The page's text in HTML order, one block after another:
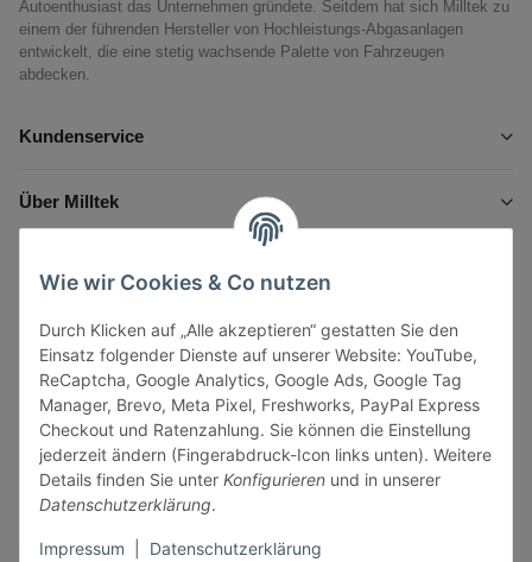
Wie wir Cookies & Co nutzen
Durch Klicken auf „Alle akzeptieren“ gestatten Sie den
Einsatz folgender Dienste auf unserer Website: YouTube,
ReCaptcha, Google Analytics, Google Ads, Google Tag
Manager, Brevo, Meta Pixel, Freshworks, PayPal Express
Checkout und Ratenzahlung. Sie können die Einstellung
jederzeit ändern (Fingerabdruck-Icon links unten). Weitere
Details finden Sie unter Konfigurieren und in unserer
Datenschutzerklärung.
Impressum Datenschutzerklärung
Autoenthusiast das Unternehmen gründete. Seitdem hat sich Milltek zu
einem der führenden Hersteller von Hochleistungs-Abgasanlagen
entwickelt, die eine stetig wachsende Palette von Fahrzeugen
abdecken.
Kundenservice
Über Milltek
Gesetzliche Informationen
Vertrag widerrufen
Sicher bezahlen via: